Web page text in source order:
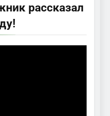
рассказал